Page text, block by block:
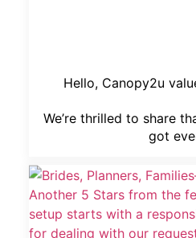
Hello, Canopy2u
We’re thrilled to share
got